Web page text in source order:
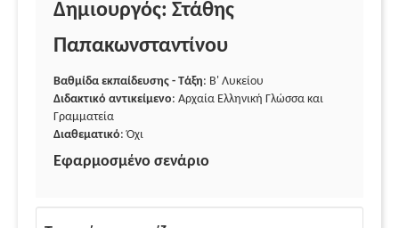
Δημιουργός: Στάθης
Παπακωνσταντίνου
Βαθμίδα εκπαίδευσης - Τάξη: Β' Λυκείου
Διδακτικό αντικείμενο: Αρχαία Ελληνική Γλώσσα και
Γραμματεία
Διαθεματικό: Όχι
Εφαρμοσμένο σενάριο